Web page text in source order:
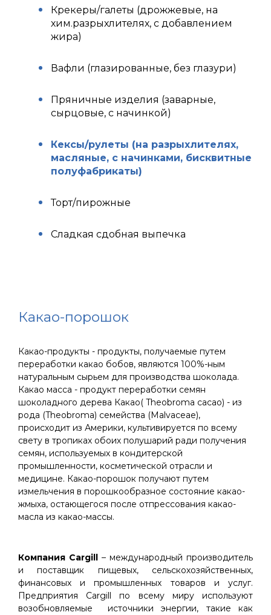
Крекеры/галеты (дрожжевые, на
хим.разрыхлителях, с добавлением
жира)
Вафли (глазированные, без глазури)
Пряничные изделия (заварные,
сырцовые, с начинкой)
Кексы/рулеты (на разрыхлителях,
масляные, с начинками, бисквитные
полуфабрикаты)
Торт/пирожные
Сладкая сдобная выпечка
Какао-порошок
Какао-продукты - продукты, получаемые путем
переработки какао бобов, являются 100%-ным
натуральным сырьем для производства шоколада.
Какао масса - продукт переработки семян
шоколадного дерева Какао( Theobroma cacao) - из
рода (Theobroma) семейства (Malvaceae),
происходит из Америки, культивируется по всему
свету в тропиках обоих полушарий ради получения
семян, используемых в кондитерской
промышленности, косметической отрасли и
медицине. Какао-порошок получают путем
измельчения в порошкообразное состояние какао-
жмыха, остающегося после отпрессования какао-
масла из какао-массы.
Компания Cargill – международный производитель
и поставщик пищевых, сельскохозяйственных,
финансовых и промышленных товаров и услуг.
Предприятия Cargill по всему миру используют
возобновляемые источники энергии, такие как